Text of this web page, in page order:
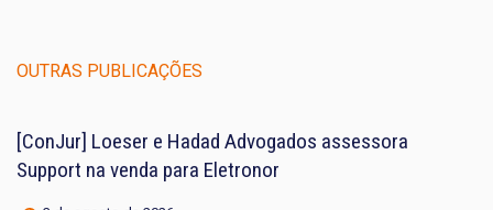
OUTRAS PUBLICAÇÕES
[ConJur] Loeser e Hadad Advogados assessora
Support na venda para Eletronor